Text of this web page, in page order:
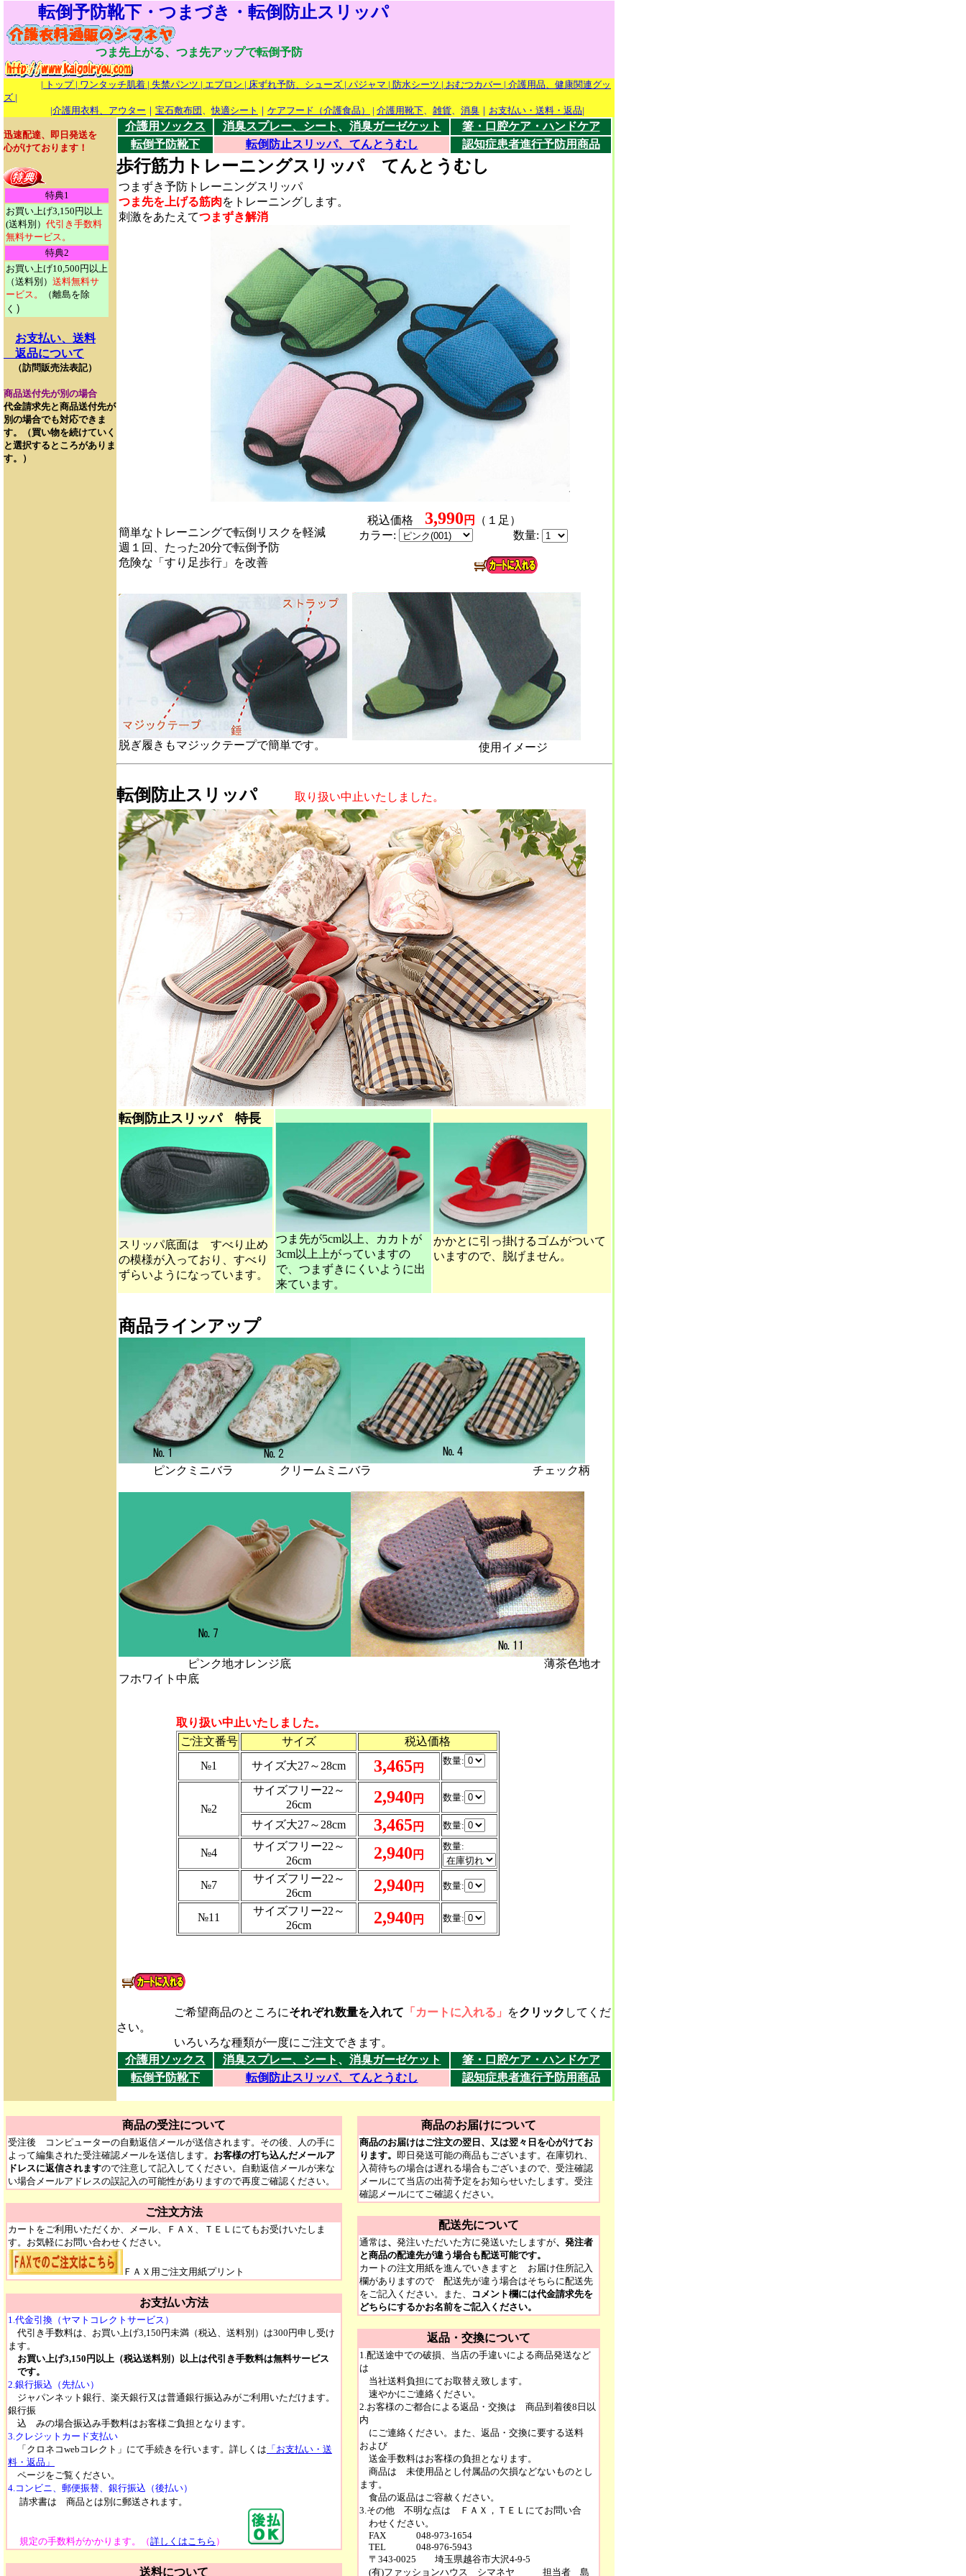
転倒予防靴下・つまづき・転倒防止スリッパ
つま先上がる、つま先アップで転倒予防
| トップ | ワンタッチ肌着 | 失禁パンツ | エプロン | 床ずれ予防、シューズ | パジャマ | 防水シーツ | おむつカバー | 介護用品、健康関連グッ
ズ |
|介護用衣料、アウター ｜ 宝石敷布団 、快適シート ｜ ケアフード（介護食品） | 介護用靴下、 雑貨、 消臭 ｜ お支払い・送料・返品|
迅速配達、即日発送を
心がけております！
特典1
お買い上げ3,150円以上
(送料別） 代引き手数料
無料サービス。
特典2
お買い上げ10,500円以上
（送料別） 送料無料サ
ービス。
（離島を除
く ）
お支払い、送料
返品について
（訪問販売法表記）
商品送付先が別の場合
代金請求先と商品送付先が
別の場合でも対応できま
す。（買い物を続けていく
と選択するところがありま
す。）
介護用ソックス 消臭スプレー、シート 、 消臭ガーゼケット
箸・口腔ケア・ハンドケア
転倒予防靴下
転倒防止スリッパ、てんとうむし 認知症患者進行予防用商品
歩行筋力トレーニングスリッパ てんとうむし
つまずき予防トレーニングスリッパ
つま先を上げる筋肉をトレーニングします。
刺激をあたえてつまずき解消
簡単なトレーニングで転倒リスクを軽減
週１回、たった20分で転倒予防
危険な「すり足歩行」を改善
税込価格 3,990 円
（１足）
カラー:
数量:
脱ぎ履きもマジックテープで簡単です。 使用イメージ
転倒防止スリッパ 取り扱い中止いたしました。
転倒防止スリッパ 特長
スリッパ底面は すべり止め
の模様が入っており、すべり
ずらいようになっています。
つま先が5cm以上、カカトが
3cm以上上がっていますの
で、つまずきにくいように出
来ています。
かかとに引っ掛けるゴムがついて
いますので、脱げません。
商品ラインアップ
ピンクミニバラ クリームミニバラ チェック柄
ピンク地オレンジ底 薄茶色地オ
フホワイト中底
取り扱い中止いたしました。
ご注文番号
サイズ
税込価格
№1
サイズ大27～28cm 3,465円
数量:
№2
サイズフリー22～
26cm
2,940 円 数量:
サイズ大27～28cm 3,465円 数量:
№4
サイズフリー22～
26cm
2,940 円
数量:
№7
サイズフリー22～
26cm
2,940 円 数量:
№11
サイズフリー22～
26cm
2,940 円 数量:
ご希望商品のところにそれぞれ数量を入れて 「カートに入れる」 をクリック してくだ
さい。
いろいろな種類が一度にご注文できます。
介護用ソックス
消臭スプレー、シート 、 消臭ガーゼケット
箸・口腔ケア・ハンドケア
転倒予防靴下
転倒防止スリッパ、てんとうむし 認知症患者進行予防用商品
商品の受注について
受注後 コンピューターの自動返信メールが送信されます。その後、人の手に
よって編集された受注確認メールを送信します。 お客様の打ち込んだメールア
ドレスに返信されますので注意して記入してください。自動返信メールが来な
い場合メールアドレスの誤記入の可能性がありますので再度ご確認ください。
ご注文方法
カートをご利用いただくか、メール、ＦＡＸ、ＴＥＬにてもお受けいたしま
す。お気軽にお問い合わせください。
ＦＡＸ用ご注文用紙プリント
お支払い方法
1.代金引換（ヤマトコレクトサービス）
代引き手数料は、お買い上げ3,150円未満（税込、送料別）は300円申し受け
ます。
お買い上げ3,150円以上（税込送料別）以上は代引き手数料は無料サービス
です。
2.銀行振込（先払い）
ジャパンネット銀行、楽天銀行又は普通銀行振込みがご利用いただけます。
銀行振
込 みの場合振込み手数料はお客様ご負担となります。
3.クレジットカード支払い
「クロネコwebコレクト」にて手続きを行います。詳しくは 「お支払い・送
料・返品」
ページをご覧ください。
4.コンビニ、郵便振替、銀行振込（後払い）
請求書は 商品とは別に郵送されます。
規定の手数料がかかります。（詳しくはこちら ）
送料について
商品のお届けについて
商品のお届けはご注文の翌日、又は翌々日を心がけてお
ります。 即日発送可能の商品もございます。在庫切れ、
入荷待ちの場合は遅れる場合もございまので、受注確認
メールにて当店の出荷予定をお知らせいたします。受注
確認メールにてご確認ください。
配送先について
通常は、 発注いただいた方に発送いたしますが、発注者
と商品の配達先が違う場合も配送可能です。
カートの注文用紙を進んでいきますと お届け住所記入
欄がありますので 配送先が違う場合はそちらに配送先
をご記入ください。また、
コメント欄には代金請求先を
どちらにするかお名前をご記入ください。
返品・交換について
1.配送途中での破損、当店の手違いによる商品発送など
は
当社送料負担にてお取替え致します。
速やかにご連絡ください。
2.お客様のご都合による返品・交換は 商品到着後8日以
内
にご連絡ください。また、返品・交換に要する送料
および
送金手数料はお客様の負担となります。
商品は 未使用品とし付属品の欠損などないものとし
ます。
食品の返品はご容赦ください。
3.その他 不明な点は ＦＡＸ，ＴＥＬにてお問い合
わせください。
FAX 048-973-1654
TEL 048-976-5943
〒343-0025 埼玉県越谷市大沢4-9-5
(有)ファッションハウス シマネヤ 担当者 島